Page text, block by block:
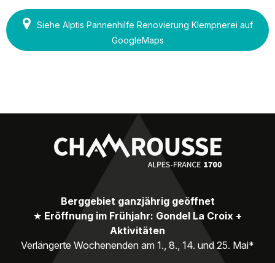
Siehe Alptis Pannenhilfe Renovierung Klempnerei auf
GoogleMaps
Berggebiet ganzjährig geöffnet
★ Eröffnung im Frühjahr: Gondel La Croix +
Aktivitäten
Verlängerte Wochenenden am 1., 8., 14. und 25. Mai*